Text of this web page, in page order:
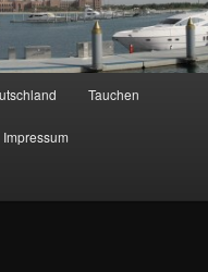
Tauchen
Impressum